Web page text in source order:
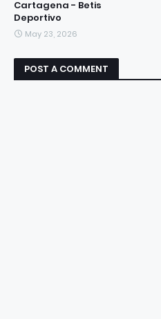
Cartagena - Betis
Deportivo
May 23, 2026
POST A COMMENT